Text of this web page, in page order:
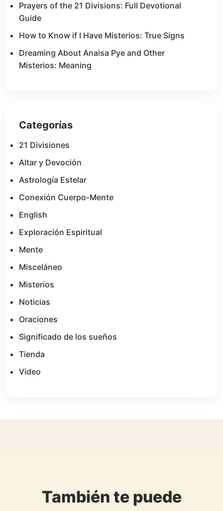
Prayers of the 21 Divisions: Full Devotional
Guide
How to Know if I Have Misterios: True Signs
Dreaming About Anaisa Pye and Other
Misterios: Meaning
Categorías
21 Divisiones
Altar y Devoción
Astrología Estelar
Conexión Cuerpo-Mente
English
Exploración Espiritual
Mente
Misceláneo
Misterios
Noticias
Oraciones
Significado de los sueños
Tienda
Video
También te puede